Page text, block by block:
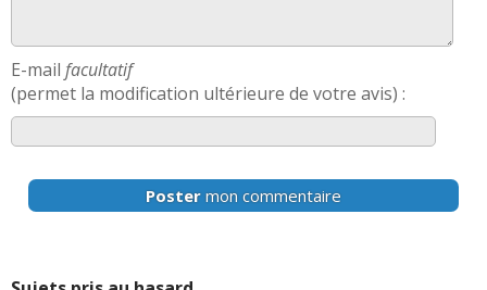
E-mail facultatif
(permet la modification ultérieure de votre avis) :
Poster mon commentaire